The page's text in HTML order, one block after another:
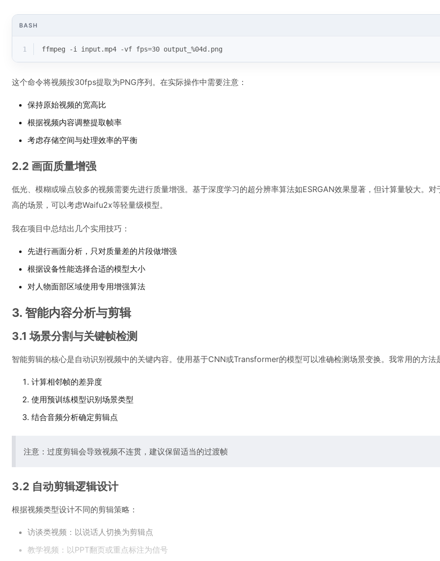
BASH
1 ffmpeg -i input.mp4 -vf fps=30 output_%04d.png
这个命令将视频按30fps提取为PNG序列。在实际操作中需要注意：
保持原始视频的宽高比
根据视频内容调整提取帧率
考虑存储空间与处理效率的平衡
2.2 画面质量增强
低光、模糊或噪点较多的视频需要先进行质量增强。基于深度学习的超分辨率算法如ESRGAN效果显著，但计算量较大。对
高的场景，可以考虑Waifu2x等轻量级模型。
我在项目中总结出几个实用技巧：
先进行画面分析，只对质量差的片段做增强
根据设备性能选择合适的模型大小
对人物面部区域使用专用增强算法
3. 智能内容分析与剪辑
3.1 场景分割与关键帧检测
智能剪辑的核心是自动识别视频中的关键内容。使用基于CNN或Transformer的模型可以准确检测场景变换。我常用的方法
计算相邻帧的差异度
使用预训练模型识别场景类型
结合音频分析确定剪辑点
注意：过度剪辑会导致视频不连贯，建议保留适当的过渡帧
3.2 自动剪辑逻辑设计
根据视频类型设计不同的剪辑策略：
访谈类视频：以说话人切换为剪辑点
教学视频：以PPT翻页或重点标注为信号